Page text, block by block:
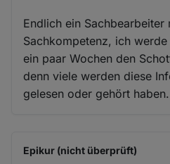
Endlich ein
Sachkompetenz, ich
ein paar Wochen den
denn viele werden diese
gelesen oder gehört haben.
Epikur (nicht überprüft)